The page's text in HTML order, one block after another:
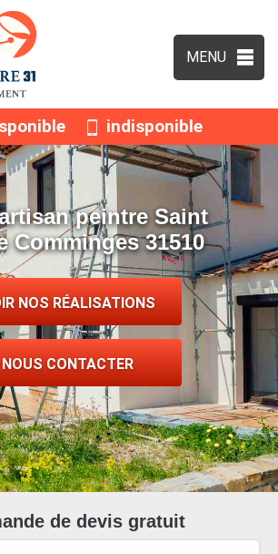
MENU
indisponible
peintre Saint
Comminges 31510
NOS RÉALISATIONS
NOUS CONTACTER
de devis gratuit